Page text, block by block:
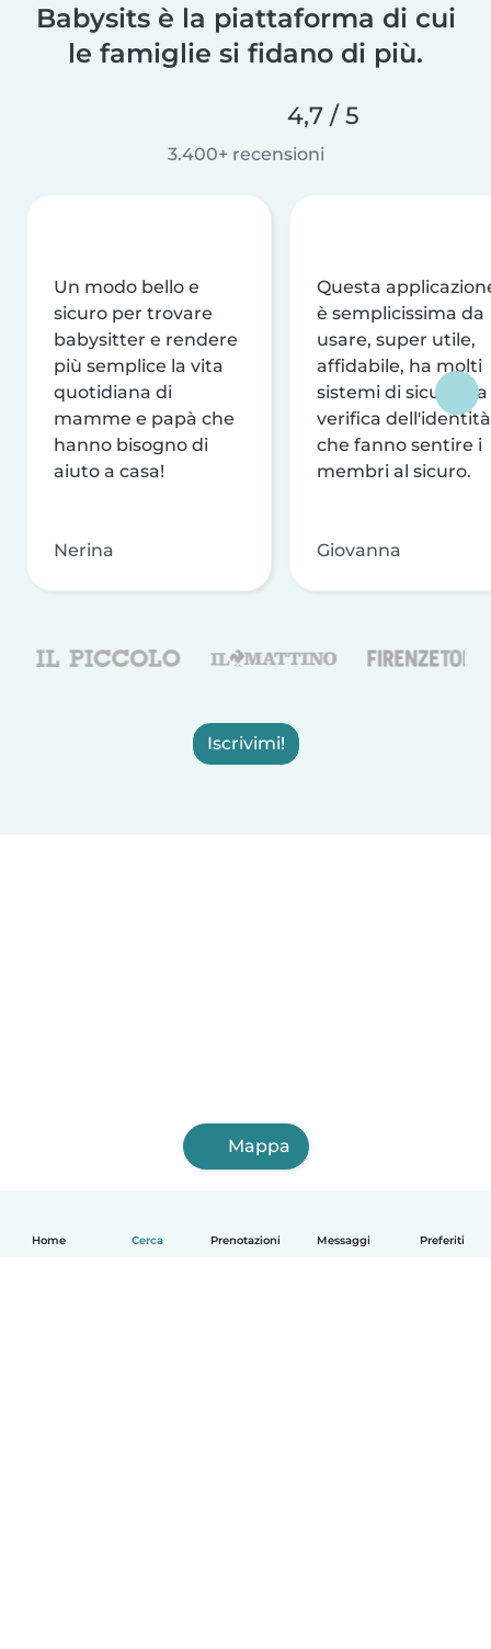
Home Cerca Prenotazioni Messaggi Preferiti
Babysits è la piattaforma di cui
le famiglie si fidano di più.
4,7 / 5
3.400+ recensioni
Un modo bello e
sicuro per trovare
babysitter e rendere
più semplice la vita
quotidiana di
mamme e papà che
hanno bisogno di
aiuto a casa!
Nerina
Questa
è semplicissima da
usare, super utile,
affidabile, ha molti
sistemi di sicurezza
verifica dell'identità
che fanno sentire i
membri al sicuro.
Giovanna
Iscrivimi!
Mappa